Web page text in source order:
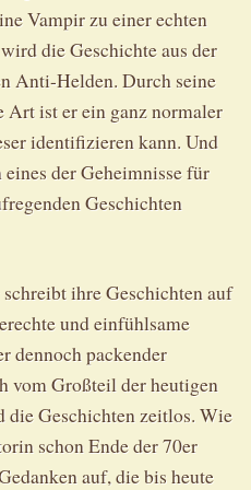
Vampir zu einer echten
die Geschichte aus der
Anti-Helden. Durch seine
ist er ein ganz normaler
identifizieren kann. Und
der Geheimnisse für
Geschichten
ihre Geschichten auf
und einfühlsame
dennoch packender
vom Großteil der heutigen
Geschichten zeitlos. Wie
schon Ende der 70er
auf, die bis heute